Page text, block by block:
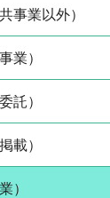
事業以外）
業）
託）
載）
）